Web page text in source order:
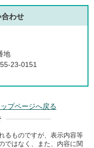
わせ
地
23-0151
ップページへ戻る
るものですが、表示内容等
ではなく、また、内容に関